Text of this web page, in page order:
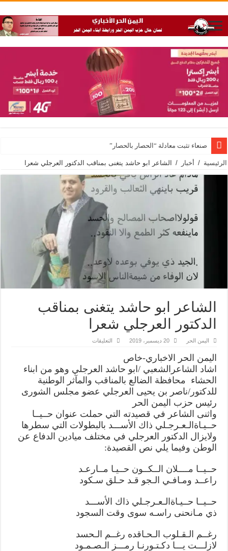
صنعاء تثبت معادلة “الحصار بالحصار”
الرئيسية / أخبار / الشاعر ابو حاشد يتغنى بمناقب الدكتور العرجلي شعرا
الشاعر ابو حاشد يتغنى بمناقب
الدكتور العرجلي شعرا
اليمن الحر 20 ديسمبر، 2019 التعليقات
يتغنى
بمناقب
الدكتور
العرجلي
شعرا
اليمن الحر الاخباري-خاص
اشاد الشاعرالشعبي /ابو حاشد العرجلي وهو من ابناء
الحشاء محافظة الضالع بالمناقب والمآثر الوطنية
للدكتور/ناصر بن يحيى العرجلي عضو مجلس الشورى
رئيس حزب اليمن الحر
واثنى الشاعر في قصيدته التي حملت عنوان حــيــا
حــيـاةالـعـرجـلي ذاك الأســـد بالبطولات التي سطرها
ولايزال الدكتور العرجلي في مختلف ميادين الدفاع عن
الوطن وفيما يلي نص القصيدة:
حــيــا مــــلان الــكــون حــيـا مــارعـد
راعــد ومـافـي الـجو قـد حـلق سـكود
حــيــا حــيـاةالـعـرجـلي ذاك الأســـد
ذي مـانحنى راسـه سوى وقت السجود
رغــم الـقـلوب الـحـاقده رغــم الـحسد
لازلـــت يـــا دكـتـورنـا رمـــز الـصـمـود